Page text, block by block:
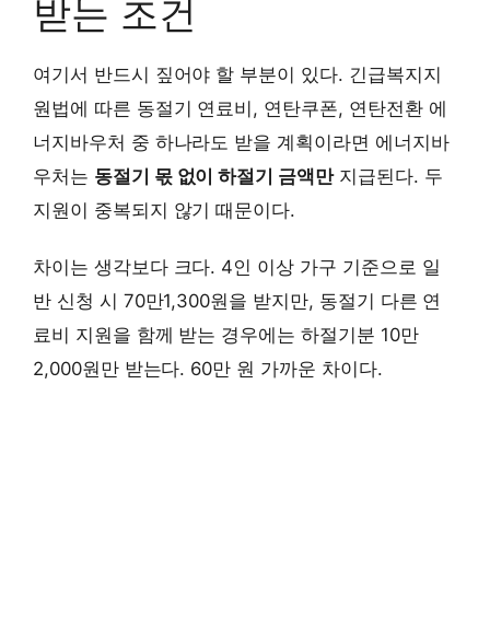
받는 조건
여기서 반드시 짚어야 할 부분이 있다. 긴급복지지
원법에 따른 동절기 연료비, 연탄쿠폰, 연탄전환 에
너지바우처 중 하나라도 받을 계획이라면 에너지바
우처는 동절기 몫 없이 하절기 금액만지급된다. 두
지원이 중복되지 않기 때문이다.
차이는 생각보다 크다. 4인 이상 가구 기준으로 일
반 신청 시 70만1,300원을 받지만, 동절기 다른 연
료비 지원을 함께 받는 경우에는 하절기분 10만
2,000원만 받는다. 60만 원 가까운 차이다.